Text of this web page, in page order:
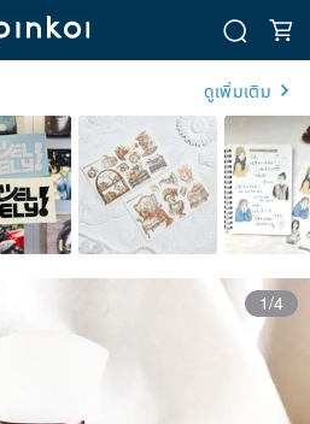
ดูเพิ่มเติม
1/4